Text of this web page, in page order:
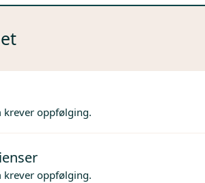
krever oppfølging.
krever oppfølging.